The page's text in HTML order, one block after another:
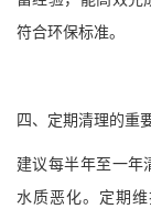
符合环保标准。
四、定期清理的重
建议每半年至一年
水质恶化。定期